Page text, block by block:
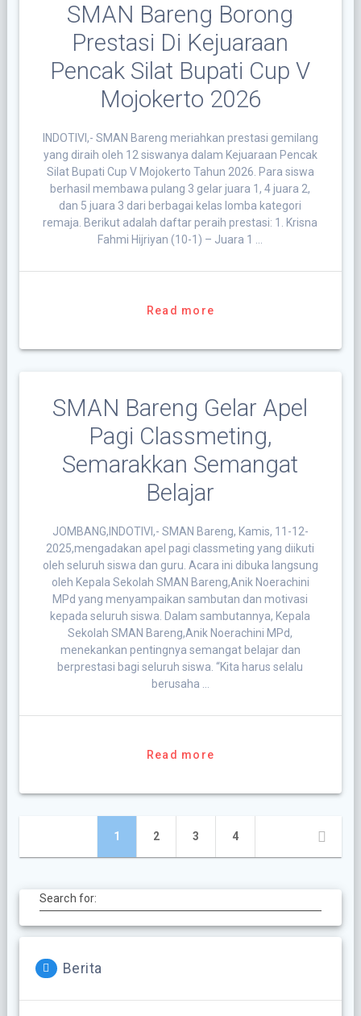
SMAN Bareng Borong
Prestasi Di Kejuaraan
Pencak Silat Bupati Cup V
Mojokerto 2026
INDOTIVI,- SMAN Bareng meriahkan prestasi gemilang
yang diraih oleh 12 siswanya dalam Kejuaraan Pencak
Silat Bupati Cup V Mojokerto Tahun 2026. Para siswa
berhasil membawa pulang 3 gelar juara 1, 4 juara 2,
dan 5 juara 3 dari berbagai kelas lomba kategori
remaja. Berikut adalah daftar peraih prestasi: 1. Krisna
Fahmi Hijriyan (10-1) – Juara 1 …
Read more
SMAN Bareng Gelar Apel
Pagi Classmeting,
Semarakkan Semangat
Belajar
JOMBANG,INDOTIVI,- SMAN Bareng, Kamis, 11-12-
2025,mengadakan apel pagi classmeting yang diikuti
oleh seluruh siswa dan guru. Acara ini dibuka langsung
oleh Kepala Sekolah SMAN Bareng,Anik Noerachini
MPd yang menyampaikan sambutan dan motivasi
kepada seluruh siswa. Dalam sambutannya, Kepala
Sekolah SMAN Bareng,Anik Noerachini MPd,
menekankan pentingnya semangat belajar dan
berprestasi bagi seluruh siswa. “Kita harus selalu
berusaha …
Read more
navigation
Page
1 Page
2 Page
3 Page
4
Search for:
Berita